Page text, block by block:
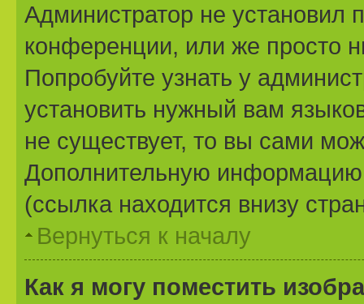
Администратор не установил
конференции, или же просто
Попробуйте узнать у
установить нужный вам
не существует, то вы сами
Дополнительную информацию
(ссылка находится внизу
Вернуться к началу
Как я могу поместить